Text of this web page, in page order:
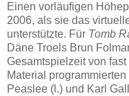
Einen vorläufigen
2006, als sie das
unterstützte. Für Tomb
Däne Troels Brun
Gesamtspielzeit von
Material
Peaslee (l.) und Karl